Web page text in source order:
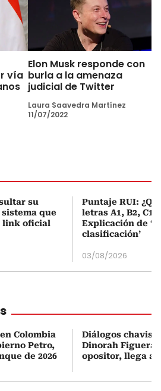
vía
Elon Musk responde con
burla a la amenaza
judicial de Twitter
Laura Saavedra Martínez
11/07/2022
su
que
link oficial
Puntaje RUI:
letras A1, B2, C1
Explicación de
clasificación’
03/08/2026
Colombia
Petro,
de 2026
Diálogos
Dinorah
opositor, llega a